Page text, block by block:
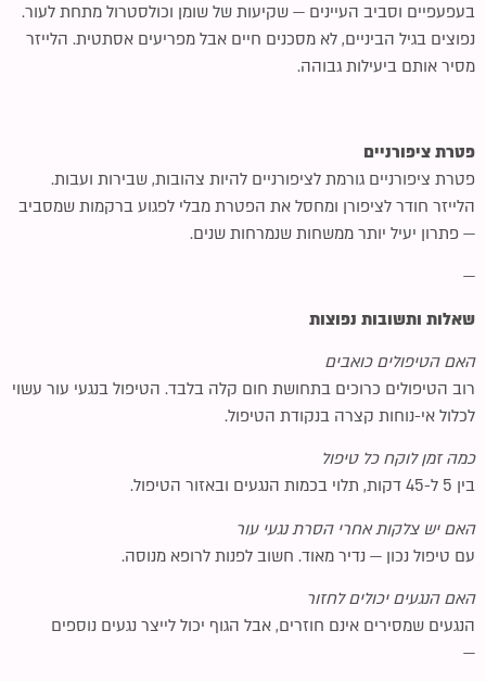
בעפעפיים וסביב העיינים — שקיעות של שומן וכולסטרול מתחת לעור.
נפוצים בגיל הביניים, לא מסכנים חיים אבל מפריעים אסתטית. הלייזר
מסיר אותם ביעילות גבוהה.
פטרת ציפורניים
פטרת ציפורניים גורמת לציפורניים להיות צהובות, שבירות ועבות.
הלייזר חודר לציפורן ומחסל את הפטרת מבלי לפגוע ברקמות שמסביב
— פתרון יעיל יותר ממשחות שנמרחות שנים.
—
שאלות ותשובות נפוצות
האם הטיפולים כואבים
רוב הטיפולים כרוכים בתחושת חום קלה בלבד. הטיפול בנגעי עור עשוי
לכלול אי-נוחות קצרה בנקודת הטיפול.
כמה זמן לוקח כל טיפול
בין 5 ל-45 דקות, תלוי בכמות הנגעים ובאזור הטיפול.
האם יש צלקות אחרי הסרת נגעי עור
עם טיפול נכון — נדיר מאוד. חשוב לפנות לרופא מנוסה.
האם הנגעים יכולים לחזור
הנגעים שמסירים אינם חוזרים, אבל הגוף יכול לייצר נגעים נוספים
—